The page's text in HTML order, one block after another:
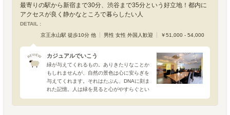
最寄りの駅から新宿まで30分、渋谷まで35分という好立地！都内に
アクセスが良く静かなところで暮らしたい人
DETAIL :
京王永山駅 徒歩10分 他
男性 女性 外国人歓迎 ￥51,000 - 54,000
カジュアルでいこう
緑が与えてくれるもの。ありきたりなことか
もしれませんが、自然の景色は心に安らぎを
与えてくれます。それはたぶん、DNAに刻ま
れた記憶。人は緑を見ると心がやすらぐとい
リーンカラーであれば良いということでもな